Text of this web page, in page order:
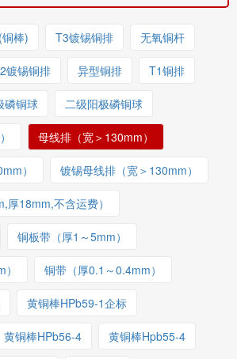
棒) T3镀锡铜排 无氧铜杆
镀锡铜排 异型铜排 T1铜排
磷铜球 二级阳极磷铜球
母线排（宽＞130mm）
） 镀锡母线排（宽＞130mm）
18mm,不含运费）
铜板带（厚1～5mm）
铜带（厚0.1～0.4mm）
黄铜棒HPb59-1企标
黄铜棒HPb56-4 黄铜棒Hpb55-4